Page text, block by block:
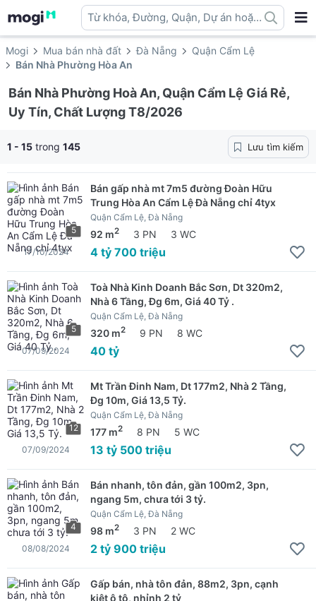
Từ khóa, Đường, Quận, Dự án hoặc
địa danh ...
Mogi Mua bán nhà đất Đà Nẵng
Quận Cẩm Lệ
Bán Nhà Phường Hòa An
Bán Nhà Phường Hoà An, Quận Cẩm Lệ Giá Rẻ,
Uy Tín, Chất Lượng T8/2026
1 - 15 trong 145 Lưu tìm kiếm
5
Bán gấp nhà mt 7m5 đường Đoàn Hữu
Trung Hòa An Cẩm Lệ Đà Nẵng chỉ 4tyx
Quận Cẩm Lệ, Đà Nẵng
92 m2 3 PN 3 WC
4 tỷ 700 triệu
17/10/2024
5
Toà Nhà Kinh Doanh Bắc Sơn, Dt 320m2,
Nhà 6 Tầng, Đg 6m, Giá 40 Tỷ .
Quận Cẩm Lệ, Đà Nẵng
320 m2 9 PN 8 WC
40 tỷ
07/09/2024
12
Mt Trần Đinh Nam, Dt 177m2, Nhà 2 Tầng,
Đg 10m, Giá 13,5 Tỷ.
Quận Cẩm Lệ, Đà Nẵng
177 m2 8 PN 5 WC
13 tỷ 500 triệu
07/09/2024
4
Bán nhanh, tôn đản, gần 100m2, 3pn,
ngang 5m, chưa tới 3 tỷ.
Quận Cẩm Lệ, Đà Nẵng
98 m2 3 PN 2 WC
2 tỷ 900 triệu
08/08/2024
Gấp bán, nhà tôn đản, 88m2, 3pn, cạnh
kiệt ô tô, nhỉnh 2 tỷ